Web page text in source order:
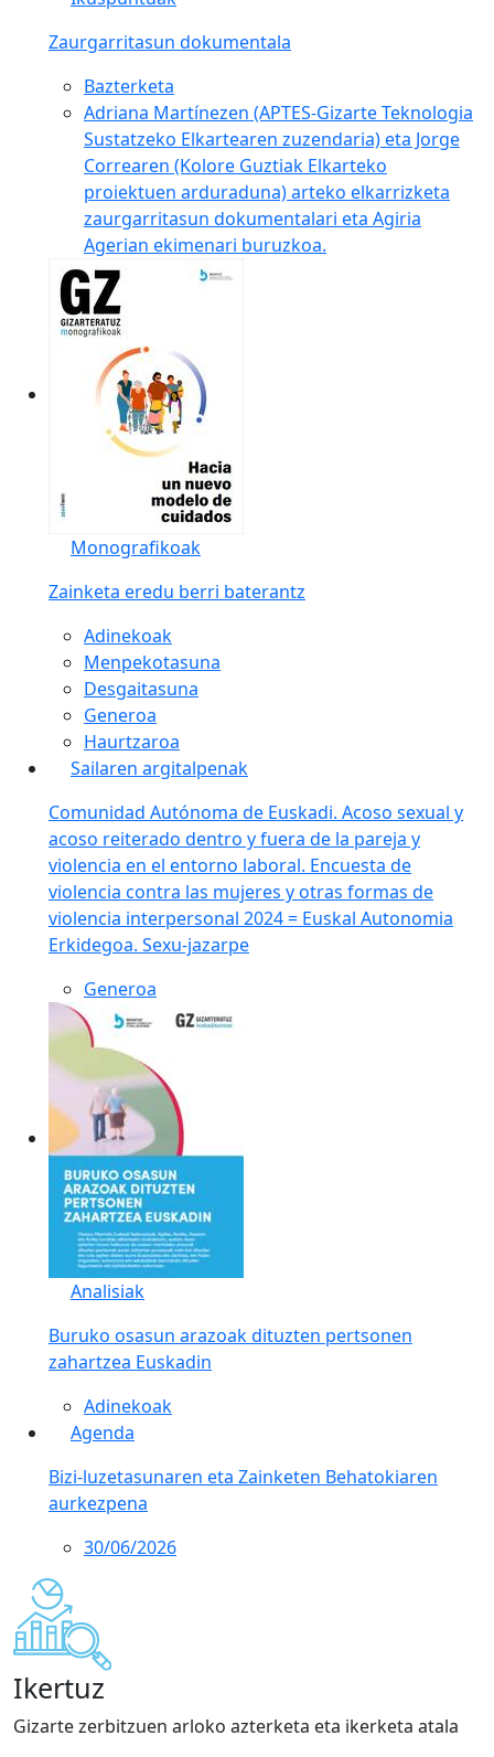
Zaurgarritasun dokumentala
Bazterketa
Adriana Martínezen (APTES-Gizarte Teknologia
Sustatzeko Elkartearen zuzendaria) eta Jorge
Correaren (Kolore Guztiak Elkarteko
proiektuen arduraduna) arteko elkarrizketa
zaurgarritasun dokumentalari eta Agiria
Agerian ekimenari buruzkoa.
Monografikoak
Zainketa eredu berri baterantz
Adinekoak
Menpekotasuna
Desgaitasuna
Generoa
Haurtzaroa
Sailaren argitalpenak
Comunidad Autónoma de Euskadi. Acoso sexual y
acoso reiterado dentro y fuera de la pareja y
violencia en el entorno laboral. Encuesta de
violencia contra las mujeres y otras formas de
violencia interpersonal 2024 = Euskal Autonomia
Erkidegoa. Sexu-jazarpe
Generoa
Analisiak
Buruko osasun arazoak dituzten pertsonen
zahartzea Euskadin
Adinekoak
Agenda
Bizi-luzetasunaren eta Zainketen Behatokiaren
aurkezpena
30/06/2026
Ikertuz
Gizarte zerbitzuen arloko azterketa eta ikerketa atala